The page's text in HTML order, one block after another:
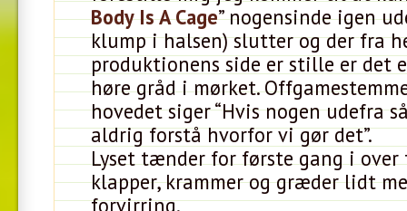
Body Is A Cage” nogensinde igen
klump i halsen) slutter og der fra
produktionens side er stille er det
høre gråd i mørket.
hovedet siger “Hvis nogen udefra
aldrig forstå hvorfor vi gør det”.
Lyset tænder for første gang i over
klapper, krammer og græder lidt
forvirring.